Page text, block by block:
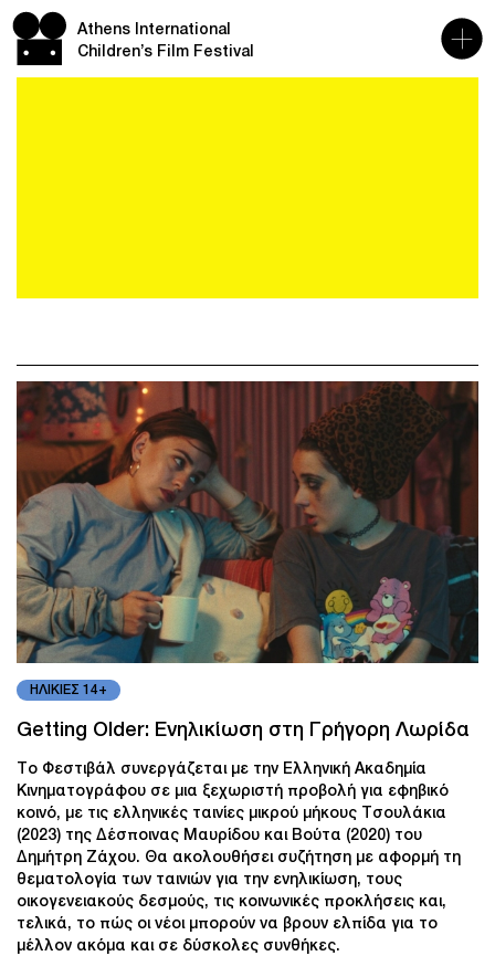
Athens International
Children’s Film Festival
ΗΛΙΚΙΕΣ 14+
Getting Older: Ενηλικίωση στη Γρήγορη Λωρίδα
Το Φεστιβάλ συνεργάζεται με την Ελληνική Ακαδημία
Κινηματογράφου σε μια ξεχωριστή προβολή για εφηβικό
κοινό, με τις ελληνικές ταινίες μικρού μήκους Τσουλάκια
(2023) της Δέσποινας Μαυρίδου και Βούτα (2020) του
Δημήτρη Ζάχου. Θα ακολουθήσει συζήτηση με αφορμή τη
θεματολογία των ταινιών για την ενηλικίωση, τους
οικογενειακούς δεσμούς, τις κοινωνικές προκλήσεις και,
τελικά, το πώς οι νέοι μπορούν να βρουν ελπίδα για το
μέλλον ακόμα και σε δύσκολες συνθήκες.